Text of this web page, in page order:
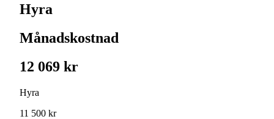
Hyra
Månadskostnad
12 069 kr
Hyra
11 500 kr